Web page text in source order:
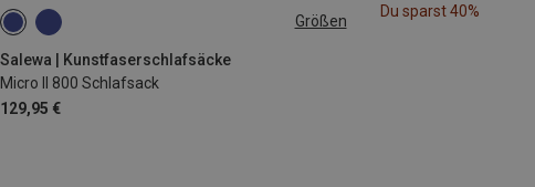
Größen
Salewa | Kunstfaserschlafsäcke
Micro II 800 Schlafsack
129,95 €
MAX. 185CM | LEFT
Du sparst 40%